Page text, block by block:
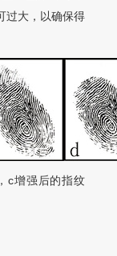
过大，以确保得
c增强后的指纹